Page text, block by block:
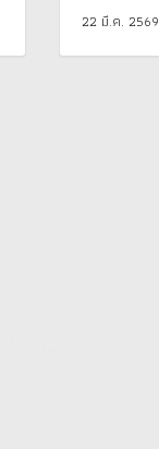
22 มี.ค. 2569